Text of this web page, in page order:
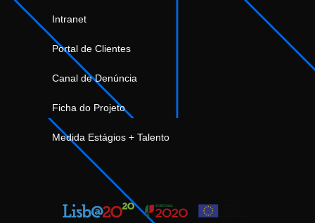
Intranet
Portal de Clientes
Canal de Denúncia
Ficha do Projeto
Medida Estágios + Talento